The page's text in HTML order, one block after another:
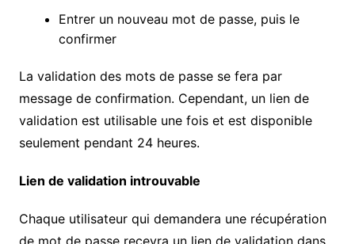
Entrer un nouveau mot de passe, puis le
confirmer
La validation des mots de passe se fera par
message de confirmation. Cependant, un lien de
validation est utilisable une fois et est disponible
seulement pendant 24 heures.
Lien de validation introuvable
Chaque utilisateur qui demandera une récupération
de mot de passe recevra un lien de validation dans